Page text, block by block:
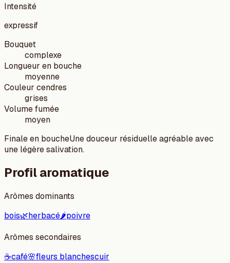
Intensité
expressif
Bouquet
complexe
Longueur en bouche
moyenne
Couleur cendres
grises
Volume fumée
moyen
Finale en boucheUne douceur résiduelle agréable avec
une légère salivation.
Profil aromatique
Arômes dominants
bois🌿herbacé🌶️poivre
Arômes secondaires
☕café🌸fleurs blanchescuir